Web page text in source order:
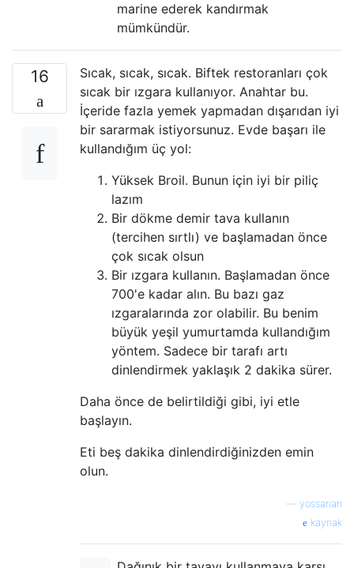
marine ederek kandırmak
mümkündür.
16
Sıcak, sıcak, sıcak. Biftek restoranları çok
sıcak bir ızgara kullanıyor. Anahtar bu.
İçeride fazla yemek yapmadan dışarıdan iyi
bir sararmak istiyorsunuz. Evde başarı ile
kullandığım üç yol:
Yüksek Broil. Bunun için iyi bir piliç
lazım
Bir dökme demir tava kullanın
(tercihen sırtlı) ve başlamadan önce
çok sıcak olsun
Bir ızgara kullanın. Başlamadan önce
700'e kadar alın. Bu bazı gaz
ızgaralarında zor olabilir. Bu benim
büyük yeşil yumurtamda kullandığım
yöntem. Sadece bir tarafı artı
dinlendirmek yaklaşık 2 dakika sürer.
Daha önce de belirtildiği gibi, iyi etle
başlayın.
Eti beş dakika dinlendirdiğinizden emin
olun.
yossarian
kaynak